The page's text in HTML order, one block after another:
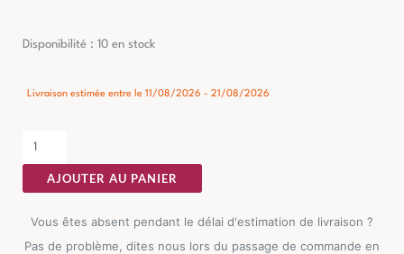
Disponibilité : 10 en stock
Livraison estimée entre le 11/08/2026 - 21/08/2026
quantité
Table
Marbre
Noir
Mat
AJOUTER AU PANIER
Vous êtes absent pendant le délai d'estimation de livraison ?
Pas de problème, dites nous lors du passage de commande en